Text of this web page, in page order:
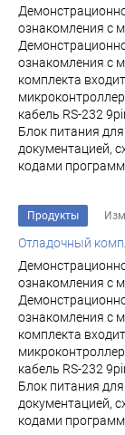
ознакомления с
ознакомления с
комплекта
кабель RS-232
Блок питания
документацией,
кодами программ
Продукты
Отладочный
ознакомления с
ознакомления с
комплекта
кабель RS-232
Блок питания
документацией,
кодами программ